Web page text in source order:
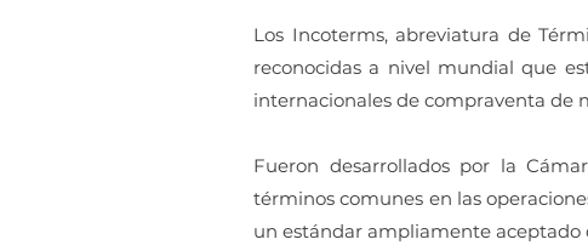
Los Incoterms, abreviatura de
reconocidas a nivel mundial que
internacionales de compraventa de
Fueron desarrollados por la
términos comunes en las
un estándar ampliamente aceptado